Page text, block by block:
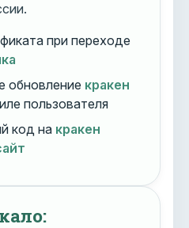
при переходе
обновление кракен
пользователя
код на кракен